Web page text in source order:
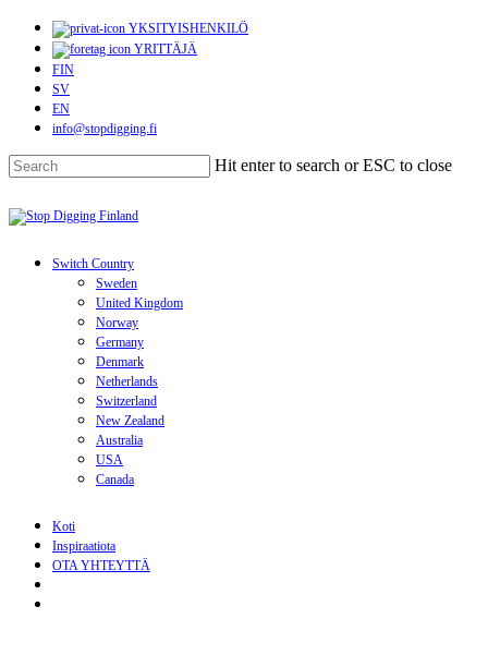
Skip
main
content
YKSITYISHENKILÖ
YRITTÄJÄ
FIN
SV
EN
info@stopdigging.fi
Hit enter to search or ESC to close
Close
Search
search
Menu
Switch Country
Sweden
United Kingdom
Norway
Germany
Denmark
Netherlands
Switzerland
New Zealand
Australia
USA
Canada
Koti
Inspiraatiota
OTA YHTEYTTÄ